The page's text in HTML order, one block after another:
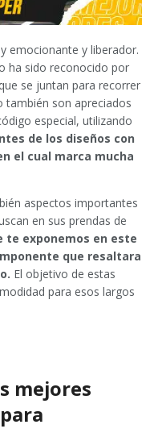
emocionante y liberador.
ha sido reconocido por
se juntan para recorrer
son apreciados
especial, utilizando
de los diseños con
el cual marca mucha
aspectos importantes
en sus prendas de
te exponemos en este
que resaltara
El objetivo de estas
para esos largos
mejores